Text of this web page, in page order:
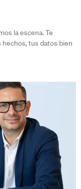
la escena. Te
tus datos bien